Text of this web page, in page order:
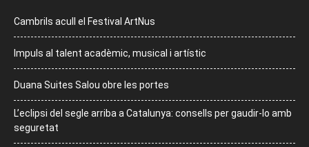
Cambrils acull el Festival ArtNus
Impuls al talent acadèmic, musical i artístic
Duana Suites Salou obre les portes
L’eclipsi del segle arriba a Catalunya: consells per gaudir-lo amb
seguretat